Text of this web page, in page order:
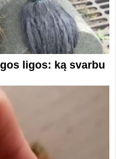
ligos: ką svarbu